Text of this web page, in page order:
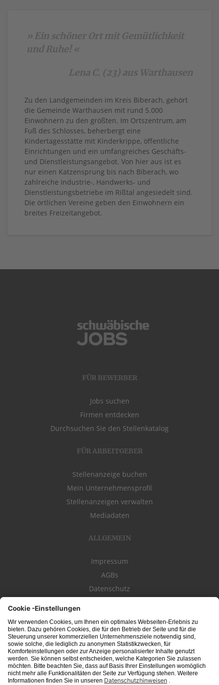
» Ein schöner Ort mit Gemütlichkeit
und Ruhe! «
Lena C. (23) aus Warthausen
Zu den Landgemeinden im Kreis Biberach, gehört
die Gemeinde Warthausen mit rund 5.000
Einwohnern zu den größten. Im Ortszentrum, am
Fuß des Schlosses, beherbergt eine
Kindertagesstätte mit Kinderkrippe, öffentliche
Einrichtungen und ein umfangreiches Geschäfts-
und Dienstleistungsangebot. Von hier aus ist es
nur einen Katzensprung bis nach Biberach, wo
zahlreiche Industrie-, Handwerks- und
Dienstleistungsbetriebe im Rißtal angesiedelt sind.
Die örtlichen Vereine geben den Einwohnern ein
breites Freizeitangebot.
FÜR BEWERBER
Jobs suchen
Firmen entdecken
Durchsuchen Sie den Stellenkatalog
FÜR ARBEITGEBER
Stellenanzeige buchen
Mein Unternehmensprofil
Stellenanzeigen verwalten
Mediadaten
ALLGEMEIN
Impressum
AGBs
Datenschutz
schwäbischeJOBS - die Stellenbörse für die RegionBodensee, Schwaben,
Ostalbund Allgäu. Alle Jobs im Süden!